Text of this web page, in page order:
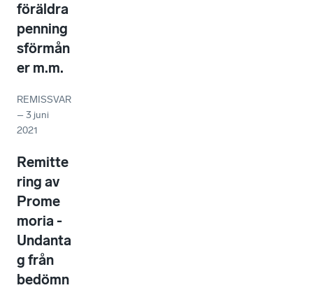
föräldra
penning
sförmån
er m.m.
REMISSVAR
–3 juni
2021
Remitte
ring av
Prome
moria -
Undanta
g från
bedömn